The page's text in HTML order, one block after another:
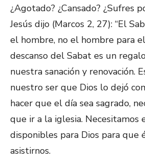
¿Agotado? ¿Cansado? ¿Sufres
Jesús dijo (Marcos 2, 27): “El
el hombre, no el hombre para
descanso del Sabat es un
nuestra sanación y renovación.
nuestro ser que Dios lo dejó
hacer que el día sea sagrado,
que ir a la iglesia.
disponibles para Dios para que
asistirnos.